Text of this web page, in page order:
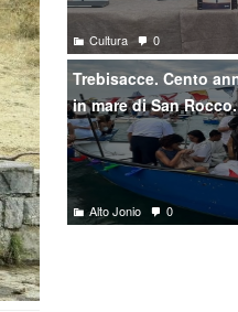
Cultura 0
Trebisacce. Cento
in mare di San
Alto Jonio 0